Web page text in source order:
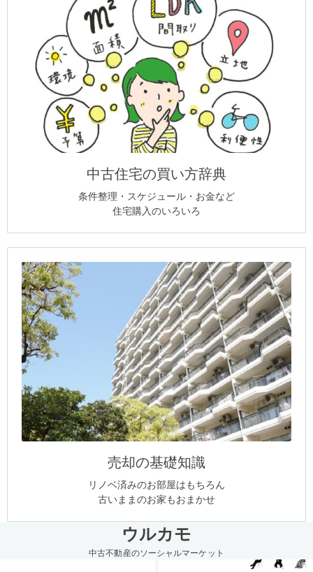
中古住宅の買い方辞典
条件整理・スケジュール・お金など
住宅購入のいろいろ
売却の基礎知識
リノベ済みのお部屋はもちろん
古いままのお家もおまかせ
ウルカモ
中古不動産のソーシャルマーケット